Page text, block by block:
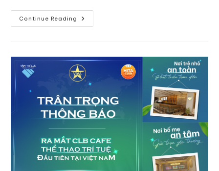
Continue Reading